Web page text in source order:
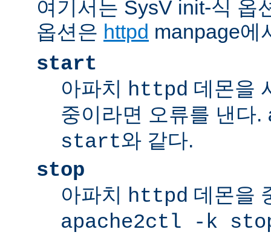
여기서는 SysV init-식 옵
옵션은 httpd manpage에
start
아파치 httpd 데몬을
중이라면 오류를 낸다.
start와 같다.
stop
아파치 httpd 데몬을
apache2ctl -k